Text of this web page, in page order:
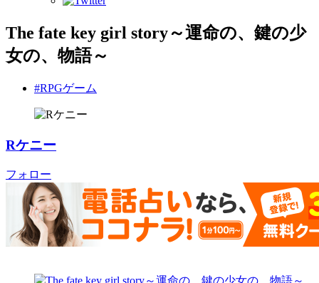
The fate key girl story～運命の、鍵の少
女の、物語～
#RPGゲーム
Rケニー
フォロー